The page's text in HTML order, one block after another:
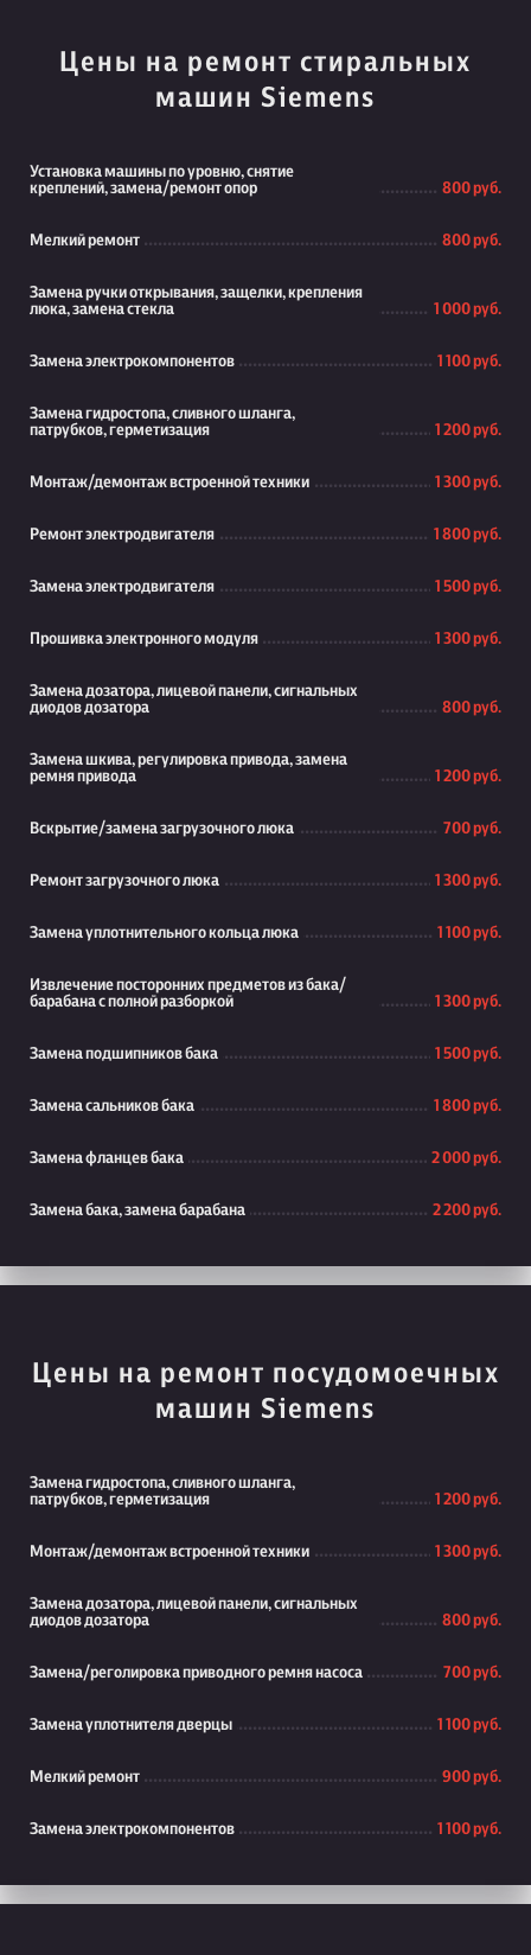
Цены на ремонт стиральных
машин Siemens
Установка машины по уровню, снятие
креплений, замена/ремонт опор
800 руб.
Мелкий ремонт 800 руб.
Замена ручки открывания, защелки, крепления
люка, замена стекла
1 000 руб.
Замена электрокомпонентов 1 100 руб.
Замена гидростопа, сливного шланга,
патрубков, герметизация
1 200 руб.
Монтаж/демонтаж встроенной техники 1 300 руб.
Ремонт электродвигателя 1 800 руб.
Замена электродвигателя 1 500 руб.
Прошивка электронного модуля 1 300 руб.
Замена дозатора, лицевой панели, сигнальных
диодов дозатора
800 руб.
Замена шкива, регулировка привода, замена
ремня привода
1 200 руб.
Вскрытие/замена загрузочного люка 700 руб.
Ремонт загрузочного люка 1 300 руб.
Замена уплотнительного кольца люка 1 100 руб.
Извлечение посторонних предметов из бака/
барабана с полной разборкой
1 300 руб.
Замена подшипников бака 1 500 руб.
Замена сальников бака 1 800 руб.
Замена фланцев бака 2 000 руб.
Замена бака, замена барабана 2 200 руб.
Цены на ремонт посудомоечных
машин Siemens
Замена гидростопа, сливного шланга,
патрубков, герметизация
1 200 руб.
Монтаж/демонтаж встроенной техники 1 300 руб.
Замена дозатора, лицевой панели, сигнальных
диодов дозатора
800 руб.
Замена/реголировка приводного ремня насоса 700 руб.
Замена уплотнителя дверцы 1 100 руб.
Мелкий ремонт 900 руб.
Замена электрокомпонентов 1 100 руб.